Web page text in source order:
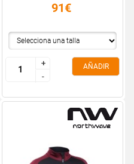
91€
+
-
+
-
AÑADIR